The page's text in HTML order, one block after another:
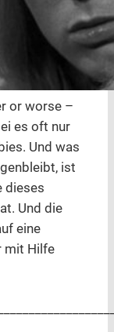
or worse –
es oft nur
Und was
ist
dieses
Und die
eine
mit Hilfe